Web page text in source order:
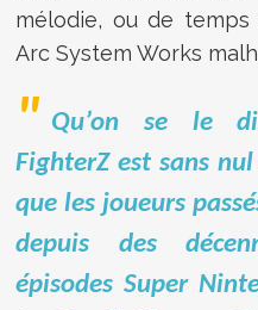
mélodie, ou de
Arc System Works
Qu’on se le
FighterZ est sans
que les joueurs
depuis des
épisodes Super